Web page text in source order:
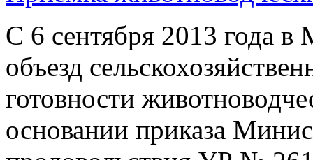
С 6 сентября 2013 года в
объезд
готовности
основании приказа